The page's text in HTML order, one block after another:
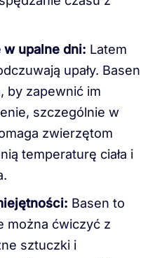
w upalne dni: Latem
upały. Basen
by zapewnić im
szczególnie w
zwierzętom
temperaturę ciała i
Basen to
można ćwiczyć z
sztuczki i